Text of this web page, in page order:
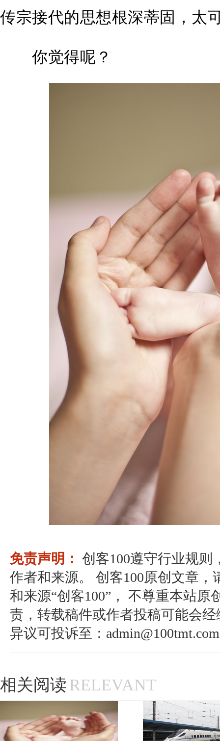
传宗接代的思想根深蒂固，太
你觉得呢？
免责声明： 创客100遵守行业规则
作者和来源。 创客100原创文章
和来源“创客100”， 不尊重本站原
责，转载稿件或作者投稿可能会
异议可投诉至：admin@100tmt.com
相关阅读RELEVANT